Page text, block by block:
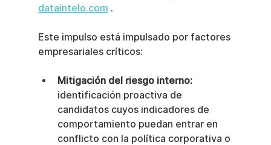
dataintelo.com .
Este impulso está impulsado por factores
empresariales críticos:
Mitigación del riesgo interno:
identificación proactiva de
candidatos cuyos indicadores de
comportamiento puedan entrar en
conflicto con la política corporativa o